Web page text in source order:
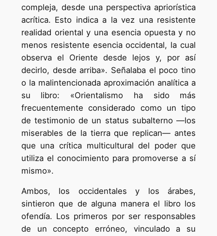
compleja, desde una perspectiva apriorística
acrítica. Esto indica a la vez una resistente
realidad oriental y una esencia opuesta y no
menos resistente esencia occidental, la cual
observa el Oriente desde lejos y, por así
decirlo, desde arriba». Señalaba el poco tino
o la malintencionada aproximación analítica a
su libro: «Orientalismo ha sido más
frecuentemente considerado como un tipo
de testimonio de un status subalterno —los
miserables de la tierra que replican— antes
que una crítica multicultural del poder que
utiliza el conocimiento para promoverse a sí
mismo».
Ambos, los occidentales y los árabes,
sintieron que de alguna manera el libro los
ofendía. Los primeros por ser responsables
de un concepto erróneo, vinculado a su